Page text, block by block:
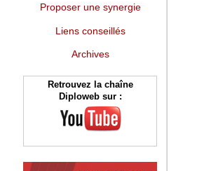
Proposer une synergie
Liens conseillés
Archives
Retrouvez la chaîne
Diploweb sur :